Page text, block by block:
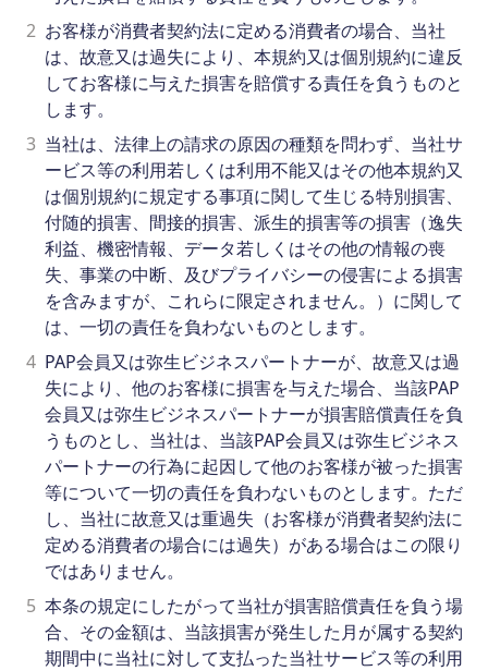
2 お客様が消費者契約法に定める消費者の場合、当社
は、故意又は過失により、本規約又は個別規約に違反
してお客様に与えた損害を賠償する責任を負うものと
します。
3 当社は、法律上の請求の原因の種類を問わず、当社サ
ービス等の利用若しくは利用不能又はその他本規約又
は個別規約に規定する事項に関して生じる特別損害、
付随的損害、間接的損害、派生的損害等の損害（逸失
利益、機密情報、データ若しくはその他の情報の喪
失、事業の中断、及びプライバシーの侵害による損害
を含みますが、これらに限定されません。）に関して
は、一切の責任を負わないものとします。
4 PAP会員又は弥生ビジネスパートナーが、故意又は過
失により、他のお客様に損害を与えた場合、当該PAP
会員又は弥生ビジネスパートナーが損害賠償責任を負
うものとし、当社は、当該PAP会員又は弥生ビジネス
パートナーの行為に起因して他のお客様が被った損害
等について一切の責任を負わないものとします。ただ
し、当社に故意又は重過失（お客様が消費者契約法に
定める消費者の場合には過失）がある場合はこの限り
ではありません。
5 本条の規定にしたがって当社が損害賠償責任を負う場
合、その金額は、当該損害が発生した月が属する契約
期間中に当社に対して支払った当社サービス等の利用